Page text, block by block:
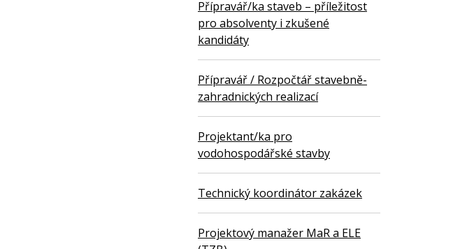
Přípravář/ka staveb – příležitost
pro absolventy i zkušené
kandidáty
Přípravář / Rozpočtář stavebně-
zahradnických realizací
Projektant/ka pro
vodohospodářské stavby
Technický koordinátor zakázek
Projektový manažer MaR a ELE